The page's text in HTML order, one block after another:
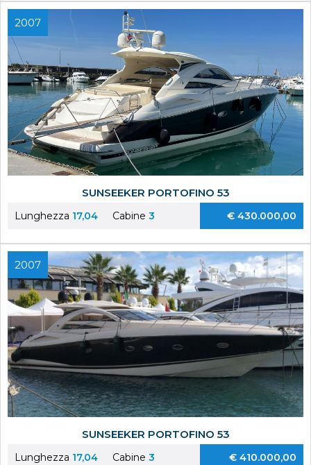
2007
SUNSEEKER PORTOFINO 53
Lunghezza 17,04 Cabine 3 € 430.000,00
2007
SUNSEEKER PORTOFINO 53
Lunghezza 17,04 Cabine 3 € 410.000,00